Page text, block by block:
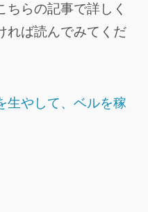
らの記事で詳しく
れば読んでみてくだ
生やして、ベルを稼